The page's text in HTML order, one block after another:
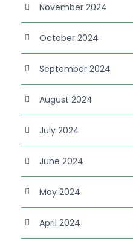
November 2024
October 2024
September 2024
August 2024
July 2024
June 2024
May 2024
April 2024